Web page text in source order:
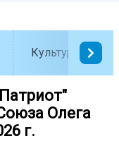
Культура
Олега
г.